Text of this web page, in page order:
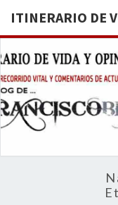
ITINERARIO DE